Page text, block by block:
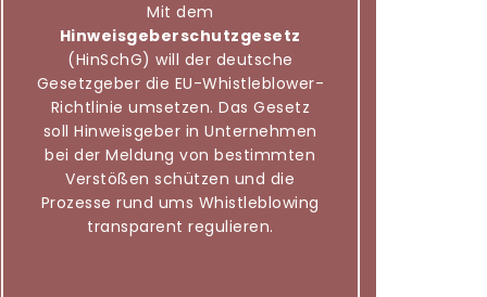
Mit dem
Hinweisgeberschutzgesetz
(HinSchG) will der deutsche
Gesetzgeber die EU-Whistleblower-
Richtlinie umsetzen. Das Gesetz
soll Hinweisgeber in Unternehmen
bei der Meldung von bestimmten
Verstößen schützen und die
Prozesse rund ums Whistleblowing
transparent regulieren.